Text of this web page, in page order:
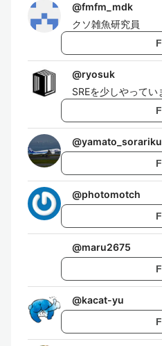
@fmfm_mdk
クソ雑魚研究員
@ryosuk
SREを少しやってい
@yamato_sorariku
@photomotch
@maru2675
@kacat-yu